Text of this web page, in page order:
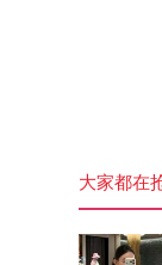
大家都在